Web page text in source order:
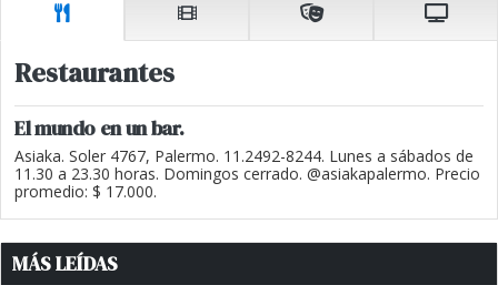
Restaurantes
El mundo en un bar.
Asiaka. Soler 4767, Palermo. 11.2492-8244. Lunes a sábados de
11.30 a 23.30 horas. Domingos cerrado. @asiakapalermo. Precio
promedio: $ 17.000.
MÁS LEÍDAS